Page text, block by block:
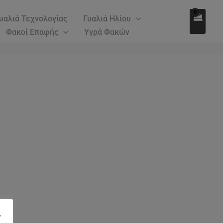
Τεχνολογίας
Γυαλιά Ηλίου
Φακοί Επαφής
Υγρά Φακών